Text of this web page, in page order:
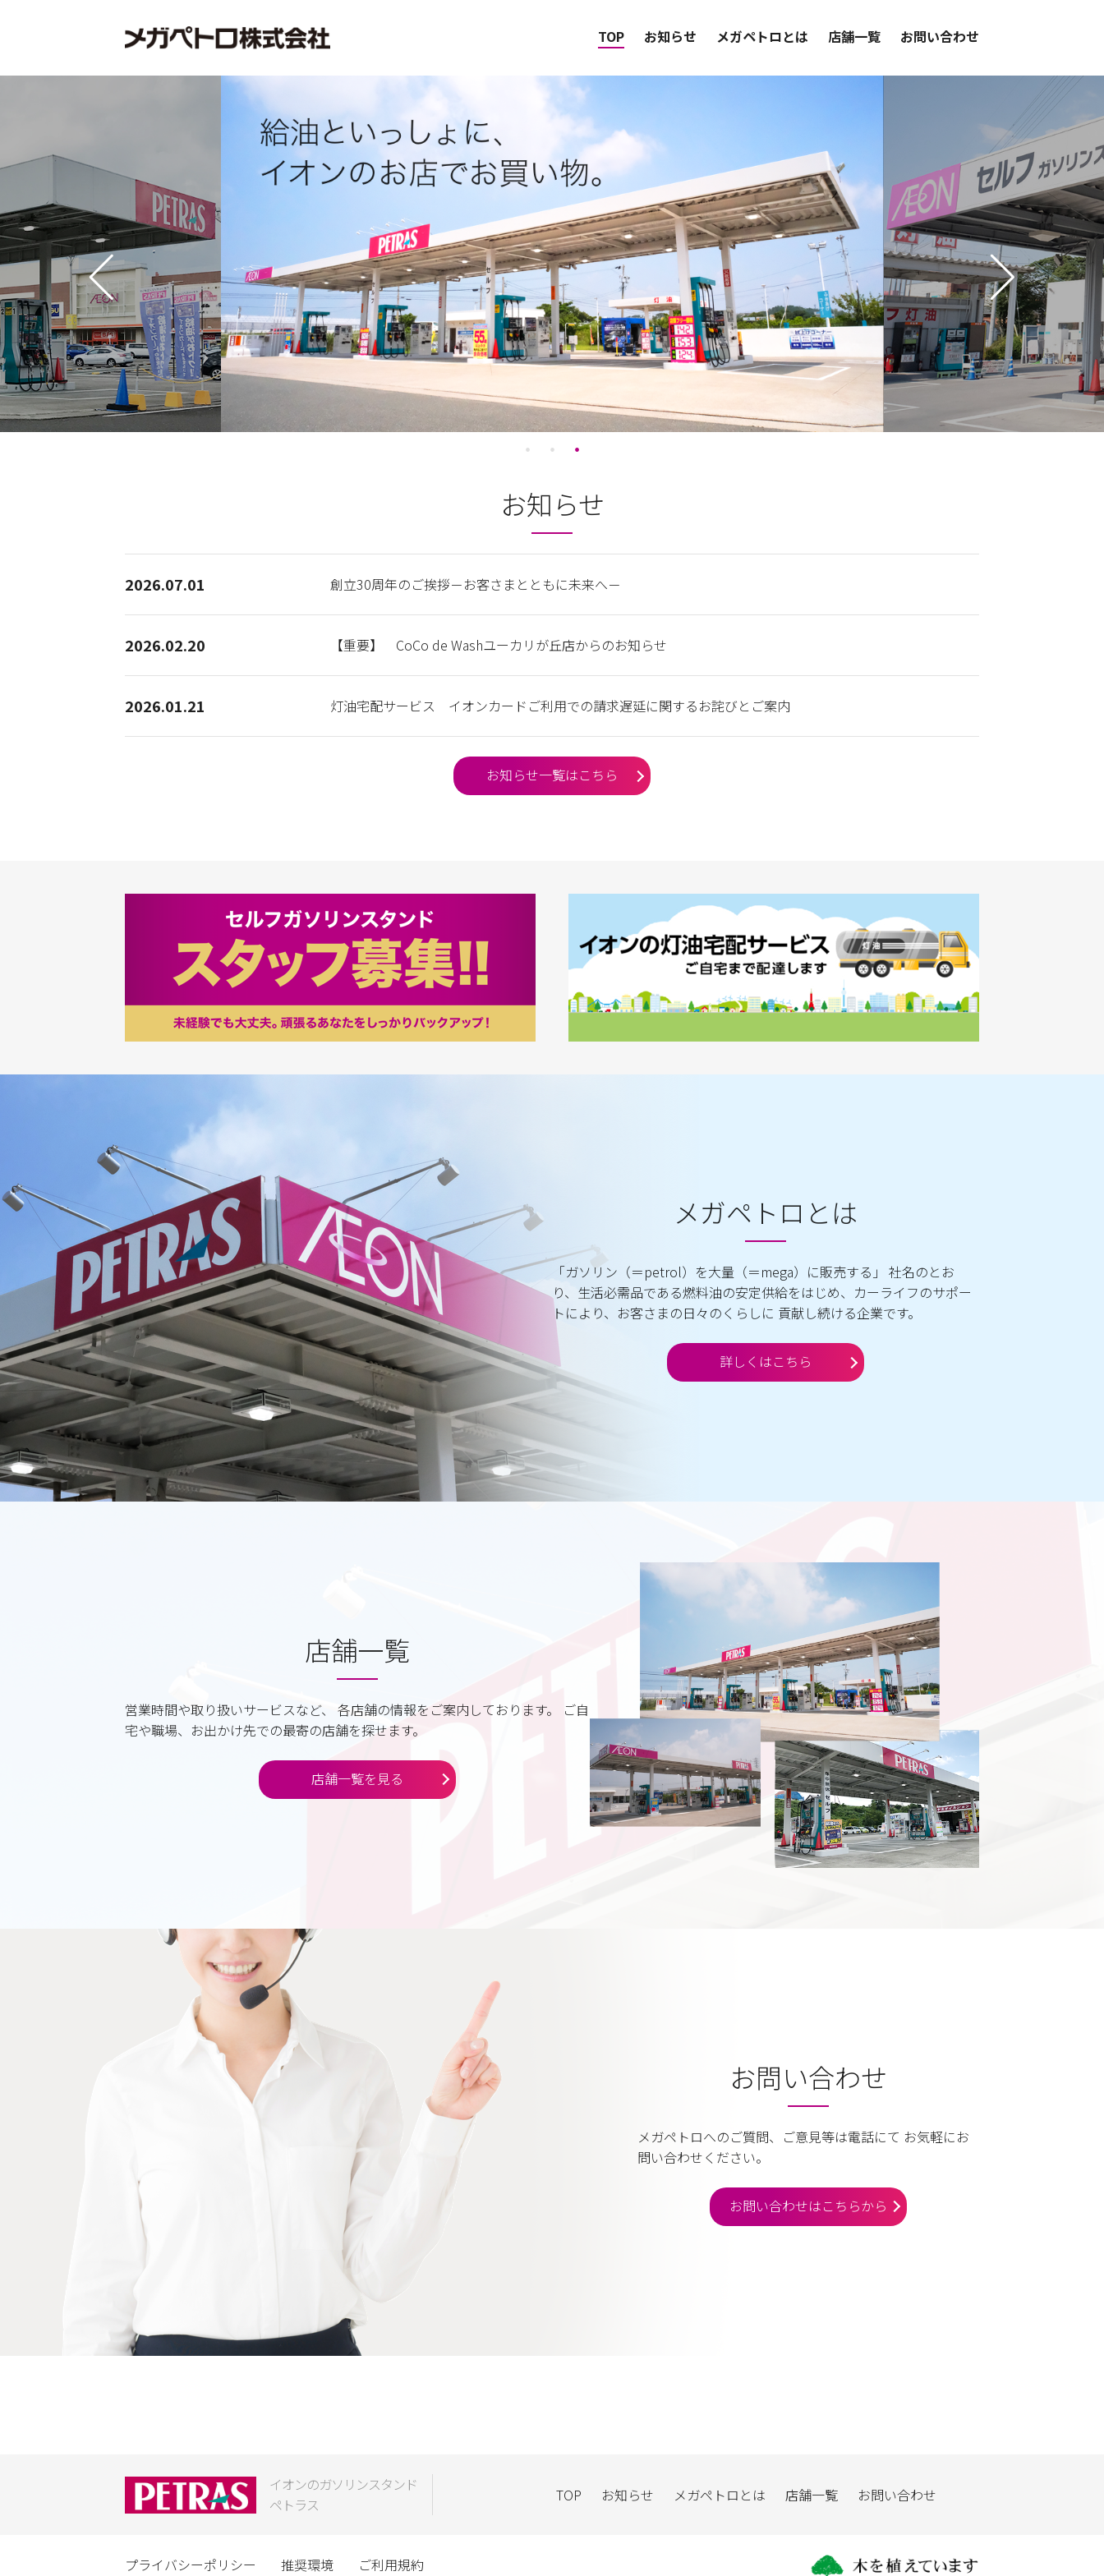
TOP お知らせ メガペトロとは 店舗一覧 お問い合わせ
お知らせ
2026.07.01 創立30周年のご挨拶－お客さまとともに未来へ－
2026.02.20 【重要】 CoCo de Washユーカリが丘店からのお知らせ
2026.01.21 灯油宅配サービス イオンカードご利用での請求遅延に関するお詫びとご案内
お知らせ一覧はこちら
メガペトロとは
「ガソリン（＝petrol）を大量（＝mega）に販売する」 社名のとお
り、生活必需品である燃料油の安定供給をはじめ、カーライフのサポー
トにより、お客さまの日々のくらしに 貢献し続ける企業です。
詳しくはこちら
店舗一覧
営業時間や取り扱いサービスなど、 各店舗の情報をご案内しております。 ご自
宅や職場、お出かけ先での最寄の店舗を探せます。
店舗一覧を見る
お問い合わせ
メガペトロへのご質問、ご意見等は電話にて お気軽にお
問い合わせください。
お問い合わせはこちらから
イオンのガソリンスタンド
ペトラス
TOP お知らせ メガペトロとは 店舗一覧 お問い合わせ
プライバシーポリシー 推奨環境 ご利用規約